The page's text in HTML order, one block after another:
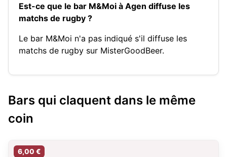
Est-ce que le bar M&Moi à Agen diffuse les
matchs de rugby ?
Le bar M&Moi n'a pas indiqué s'il diffuse les
matchs de rugby sur MisterGoodBeer.
Bars qui claquent dans le même
coin
6,00 €